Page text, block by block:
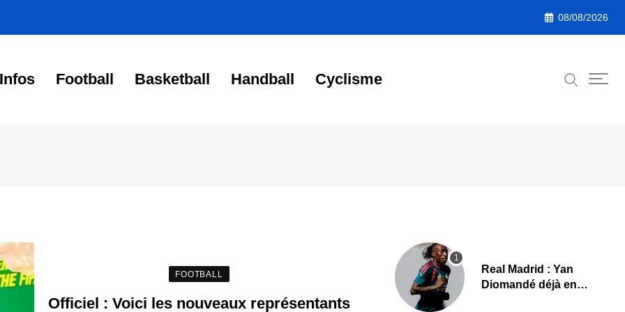
08/08/2026
Infos Football Basketball Handball Cyclisme
FOOTBALL
Officiel : Voici les nouveaux représentants
Real Madrid : Yan
Diomandé déjà en